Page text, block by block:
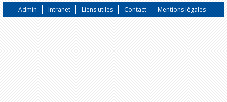
Admin Intranet Liens utiles Contact Mentions légales